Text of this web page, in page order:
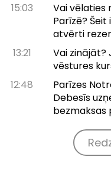
15:03
Vai vēlaties
Parīzē?
atvērti
13:21
Vai
vēstures
12:48
Parīzes
Debesīs